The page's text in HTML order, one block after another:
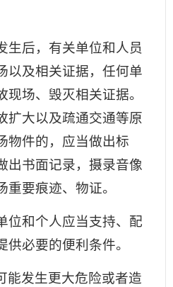
后，有关单位和人员
以及相关证据，任何单
场、毁灭相关证据。
扩大以及疏通交通等原
物件的，应当做出标
出书面记录，摄录音像
要痕迹、物证。
位和个人应当支持、配
必要的便利条件。
能发生更大危险或者造